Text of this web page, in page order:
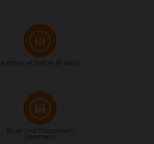
Anthony et Solène (France)
Brian Lind Christensen
(Denmark)